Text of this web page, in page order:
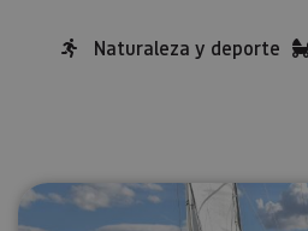
Naturaleza y deporte